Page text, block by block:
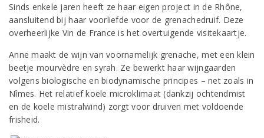
Sinds enkele jaren heeft ze haar eigen project in de Rhône,
aansluitend bij haar voorliefde voor de grenachedruif. Deze
overheerlijke Vin de France is het overtuigende visitekaartje.
Anne maakt de wijn van voornamelijk grenache, met een klein
beetje mourvèdre en syrah. Ze bewerkt haar wijngaarden
volgens biologische en biodynamische principes – net zoals in
Nîmes. Het relatief koele microklimaat (dankzij ochtendmist
en de koele mistralwind) zorgt voor druiven met voldoende
frisheid.